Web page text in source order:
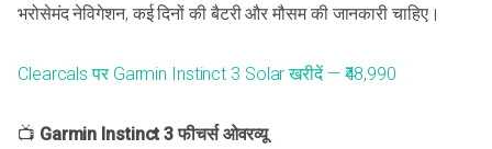
भरोसेमंद नेविगेशन, कई दिनों की बैटरी और मौसम की जानकारी चाहिए।
Clearcals पर Garmin Instinct 3 Solar खरीदें — ₹48,990
📺 Garmin Instinct 3 फीचर्स ओवरव्यू